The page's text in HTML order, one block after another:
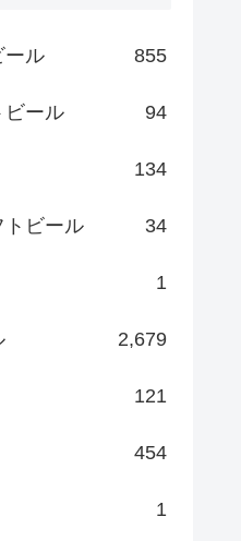
ール 855
ビール 94
134
トビール 34
1
2,679
121
454
1